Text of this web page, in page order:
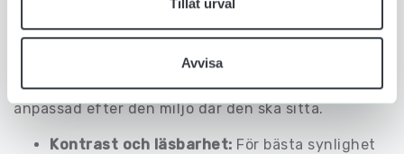
Tillåt urval
Avvisa
grundsyfte – att informera om husets nummer – så
kan det estetiska uttrycket variera stort. Det
viktigaste är att din husnummerskylt är tydlig och
anpassad efter den miljö där den ska sitta.
Kontrast och läsbarhet: För bästa synlighet